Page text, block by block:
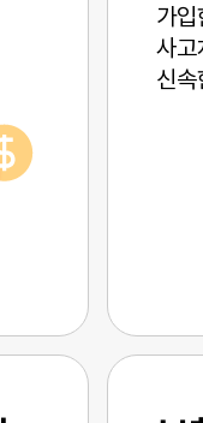
가
사고
신